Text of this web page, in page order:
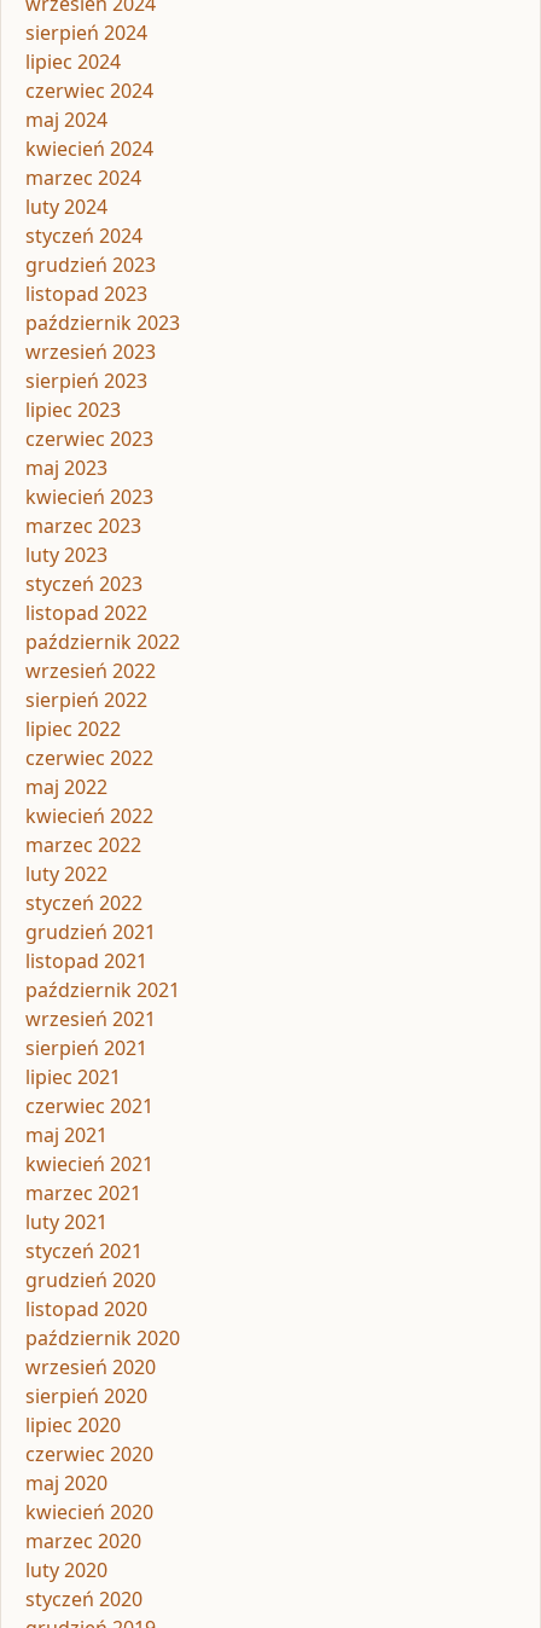
sierpień 2024
lipiec 2024
czerwiec 2024
maj 2024
kwiecień 2024
marzec 2024
luty 2024
styczeń 2024
grudzień 2023
listopad 2023
październik 2023
wrzesień 2023
sierpień 2023
lipiec 2023
czerwiec 2023
maj 2023
kwiecień 2023
marzec 2023
luty 2023
styczeń 2023
listopad 2022
październik 2022
wrzesień 2022
sierpień 2022
lipiec 2022
czerwiec 2022
maj 2022
kwiecień 2022
marzec 2022
luty 2022
styczeń 2022
grudzień 2021
listopad 2021
październik 2021
wrzesień 2021
sierpień 2021
lipiec 2021
czerwiec 2021
maj 2021
kwiecień 2021
marzec 2021
luty 2021
styczeń 2021
grudzień 2020
listopad 2020
październik 2020
wrzesień 2020
sierpień 2020
lipiec 2020
czerwiec 2020
maj 2020
kwiecień 2020
marzec 2020
luty 2020
styczeń 2020